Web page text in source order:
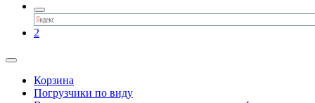
2
Корзина
Погрузчики по виду